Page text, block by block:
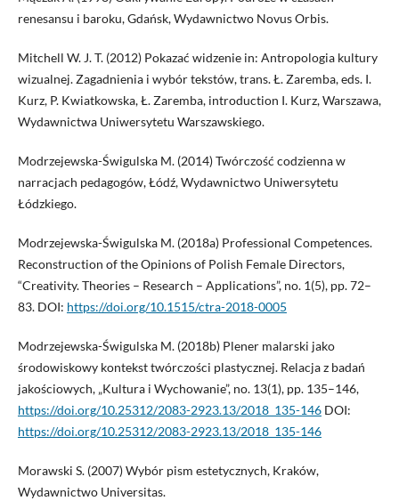
renesansu i baroku, Gdańsk, Wydawnictwo Novus Orbis.
Mitchell W. J. T. (2012) Pokazać widzenie in: Antropologia kultury
wizualnej. Zagadnienia i wybór tekstów, trans. Ł. Zaremba, eds. I.
Kurz, P. Kwiatkowska, Ł. Zaremba, introduction I. Kurz, Warszawa,
Wydawnictwa Uniwersytetu Warszawskiego.
Modrzejewska-Świgulska M. (2014) Twórczość codzienna w
narracjach pedagogów, Łódź, Wydawnictwo Uniwersytetu
Łódzkiego.
Modrzejewska-Świgulska M. (2018a) Professional Competences.
Reconstruction of the Opinions of Polish Female Directors,
“Creativity. Theories – Research – Applications”, no. 1(5), pp. 72–
83. DOI: https://doi.org/10.1515/ctra-2018-0005
Modrzejewska-Świgulska M. (2018b) Plener malarski jako
środowiskowy kontekst twórczości plastycznej. Relacja z badań
jakościowych, „Kultura i Wychowanie”, no. 13(1), pp. 135–146,
https://doi.org/10.25312/2083-2923.13/2018_135-146DOI:
https://doi.org/10.25312/2083-2923.13/2018_135-146
Morawski S. (2007) Wybór pism estetycznych, Kraków,
Wydawnictwo Universitas.